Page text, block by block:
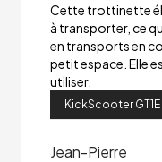
Cette trottinette
à transporter, ce
en transports en
petit espace. Elle
utiliser.
KickScooter GT1E
Jean-Pierre